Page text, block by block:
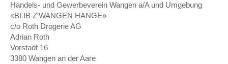
Handels- und Gewerbeverein Wangen a/A und Umgebung
«BLIB Z’WANGEN HANGE»
c/o Roth Drogerie AG
Adrian Roth
Vorstadt 16
3380 Wangen an der Aare